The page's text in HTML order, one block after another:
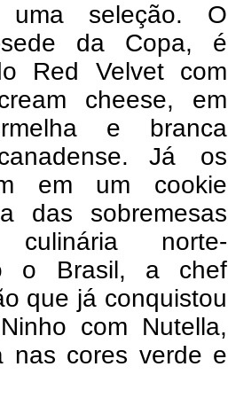
uma seleção. O
da Copa, é
Red Velvet com
cheese, em
e branca
Já os
em um cookie
das sobremesas
norte-
o Brasil, a chef
que já conquistou
com Nutella,
nas cores verde e